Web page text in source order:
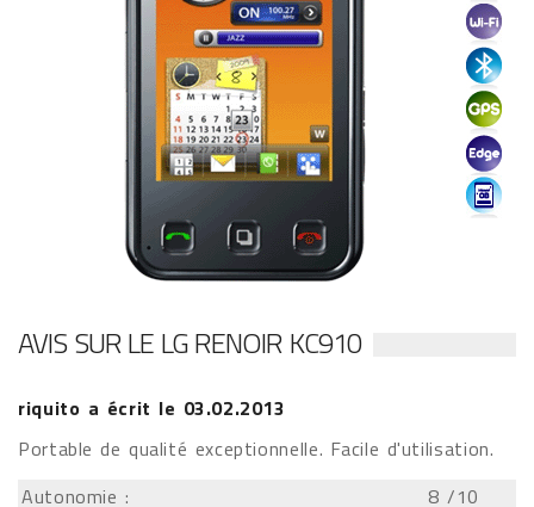
AVIS SUR LE LG RENOIR KC910
riquito a écrit le 03.02.2013
Portable de qualité exceptionnelle. Facile d'utilisation.
Autonomie :
8 /10